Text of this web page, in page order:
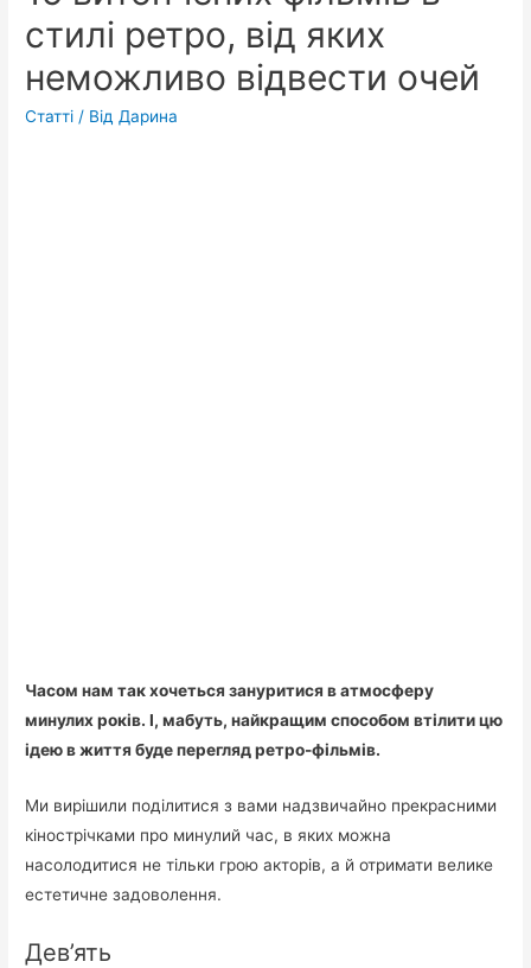
стилі ретро, ​​від яких
неможливо відвести очей
Статті / Від Дарина
Часом нам так хочеться зануритися в атмосферу
минулих років. І, мабуть, найкращим способом втілити цю
ідею в життя буде перегляд ретро-фільмів.
Ми вирішили поділитися з вами надзвичайно прекрасними
кінострічками про минулий час, в яких можна
насолодитися не тільки грою акторів, а й отримати велике
естетичне задоволення.
Дев’ять